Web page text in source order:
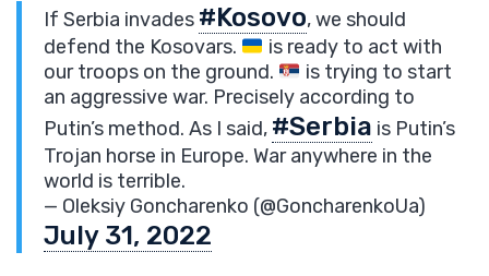
If Serbia invades #Kosovo, we should
defend the Kosovars.
is ready to act with
our troops on the ground.
is trying to start
an aggressive war. Precisely according to
Putin’s method. As I said, #Serbia is Putin’s
Trojan horse in Europe. War anywhere in the
world is terrible.
— Oleksiy Goncharenko (@GoncharenkoUa)
July 31, 2022